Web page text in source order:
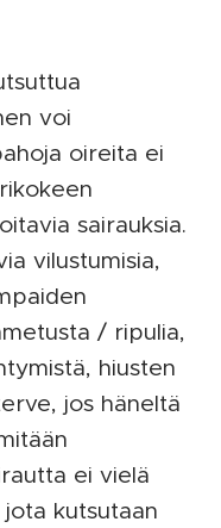
voi
oireita ei
sairauksia.
vilustumisia,
/ ripulia,
hiusten
jos häneltä
ei vielä
kutsutaan